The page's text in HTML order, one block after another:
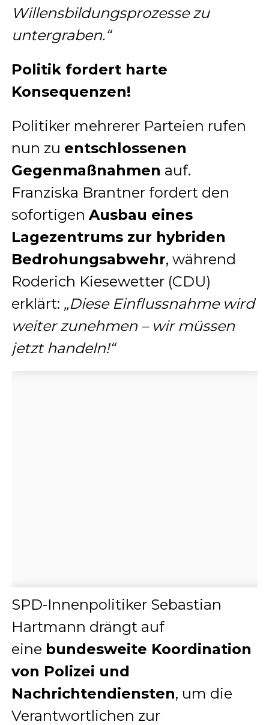
Willensbildungsprozesse zu
untergraben.“
Politik fordert harte
Konsequenzen!
Politiker mehrerer Parteien rufen
nun zu entschlossenen
Gegenmaßnahmen auf.
Franziska Brantner fordert den
sofortigen Ausbau eines
Lagezentrums zur hybriden
Bedrohungsabwehr, während
Roderich Kiesewetter (CDU)
erklärt: „Diese Einflussnahme wird
weiter zunehmen – wir müssen
jetzt handeln!“
SPD-Innenpolitiker Sebastian
Hartmann drängt auf
eine bundesweite Koordination
von Polizei und
Nachrichtendiensten, um die
Verantwortlichen zur